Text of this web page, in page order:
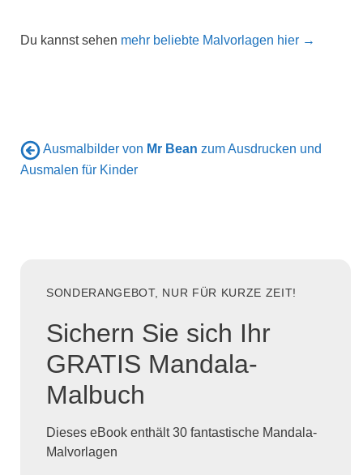
Du kannst sehen mehr beliebte Malvorlagen hier →
Ausmalbilder von Mr Bean zum Ausdrucken und
Ausmalen für Kinder
SONDERANGEBOT, NUR FÜR KURZE ZEIT!
Sichern Sie sich Ihr
GRATIS Mandala-
Malbuch
Dieses eBook enthält 30 fantastische Mandala-
Malvorlagen